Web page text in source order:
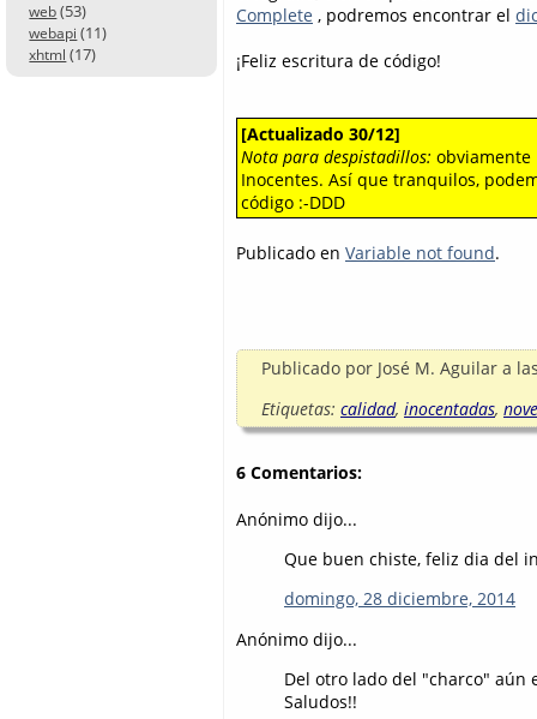
web (53)
webapi (11)
xhtml (17)
Complete , podremos encontrar el
¡Feliz escritura de código!
[Actualizado 30/12]
Nota para despistadillos: obviamente
Inocentes. Así que tranquilos,
código :-DDD
Publicado en Variable not found.
Publicado por José M. Aguilar a
Etiquetas: calidad, inocentadas,
6 Comentarios:
Anónimo dijo...
Que buen chiste, feliz dia del
domingo, 28 diciembre, 2014
Anónimo dijo...
Del otro lado del "charco" aún
Saludos!!